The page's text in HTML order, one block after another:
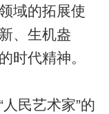
域的拓展使
、生机盎
时代精神。
民艺术家”的